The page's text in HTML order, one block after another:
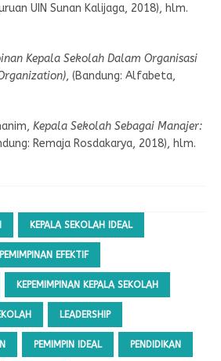
UIN Sunan Kalijaga, 2018), hlm.
Kepala Sekolah Dalam Organisasi
, (Bandung: Alfabeta,
Kepala Sekolah Sebagai Manajer:
Remaja Rosdakarya, 2018), hlm.
KEPALA SEKOLAH IDEAL
EFEKTIF
KEPEMIMPINAN KEPALA SEKOLAH
LEADERSHIP
PEMIMPIN IDEAL PENDIDIKAN